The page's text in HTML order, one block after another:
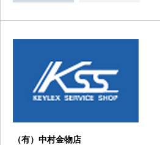
（有）中村金物店